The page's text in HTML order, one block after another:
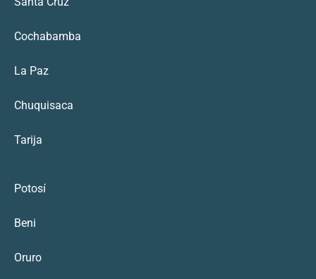
Cochabamba
La Paz
Chuquisaca
Tarija
Potosí
Beni
Oruro